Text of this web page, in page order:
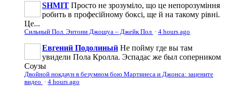
SHMIT Просто не зрозуміло, що це непорозуміння
робить в професійному боксі, ще й на такому рівні.
Це...
Сильный Пол. Энтони Джошуа – Джейк Пол · 4 hours ago
Евгений Подолиный Не пойму где вы там
увидели Пола Кролла. Эспадас же был соперником
Соузы
Двойной нокдаун в безумном бою Мартинеса и Джонса: зацените
видео · 4 hours ago